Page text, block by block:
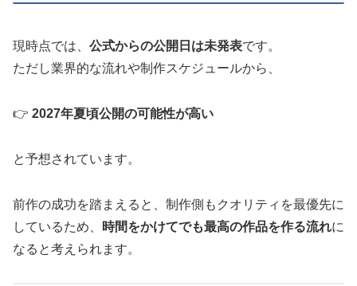
現時点では、 公式からの公開日は未発表です。
ただし業界的な流れや制作スケジュールから、
👉 2027年夏頃公開の可能性が高い
と予想されています。
前作の成功を踏まえると、制作側もクオリティを最優先に
しているため、
時間をかけてでも最高の作品を作る流れに
なると考えられます。